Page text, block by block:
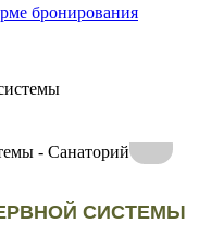
бронирования
СИСТЕМЫ